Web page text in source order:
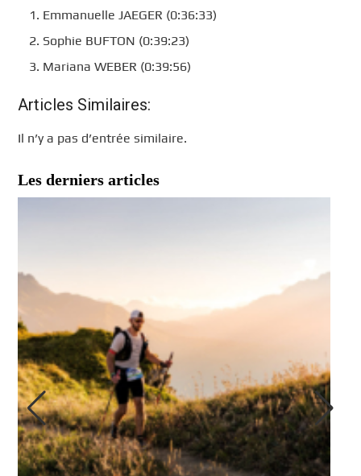
Emmanuelle JAEGER (0:36:33)
Sophie BUFTON (0:39:23)
Mariana WEBER (0:39:56)
Articles Similaires:
Il n’y a pas d’entrée similaire.
Les derniers articles